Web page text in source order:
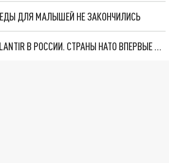
ДЛЯ МАЛЫШЕЙ НЕ ЗАКОНЧИЛИСЬ
"ОЧЕНЬ ПЛОХИЕ НОВОСТИ": БОЛЬШАЯ ОШИБКА PALANTIR В РОССИИ. СТРАНЫ НАТО ВПЕРВЫЕ ЗА СВО ОСТАНОВИЛИ ПОСТАВКИ ОРУЖИЯ. ВСУ ТЕРЯЮТ ПРИГРАНИЧЬЕ?